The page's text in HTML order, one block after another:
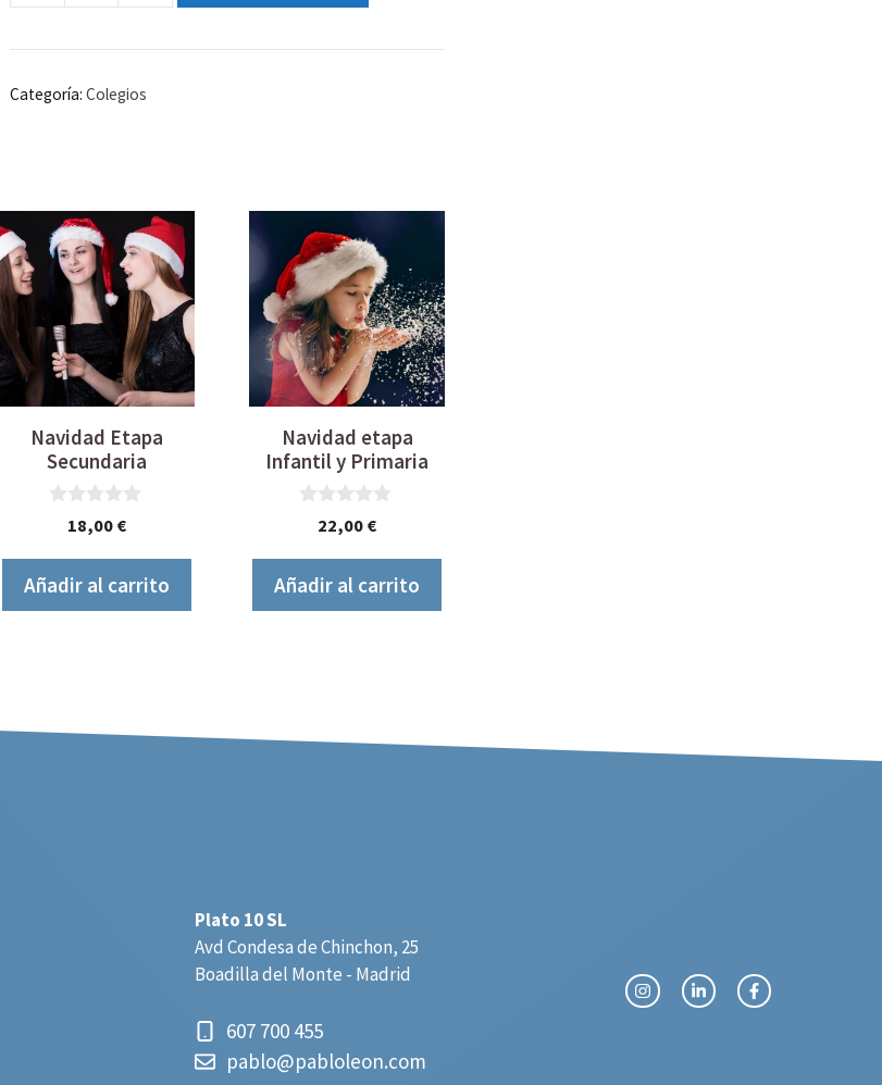
Cromos
cantidad
Categoría: Colegios
Navidad Etapa
Secundaria
18,00 €
Añadir al carrito
Navidad etapa
Infantil y Primaria
22,00 €
Añadir al carrito
Plato 10 SL
Avd Condesa de Chinchon, 25
Boadilla del Monte - Madrid
607 700 455
pablo@pabloleon.com